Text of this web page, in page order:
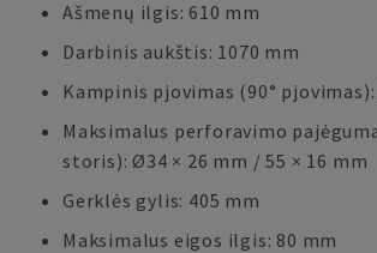
Ašmenų ilgis: 610 mm
Darbinis aukštis: 1070 mm
Kampinis pjovimas (90° pjovimas):
Maksimalus perforavimo
storis): Ø34 × 26 mm / 55 × 16 mm
Gerklės gylis: 405 mm
Maksimalus eigos ilgis: 80 mm